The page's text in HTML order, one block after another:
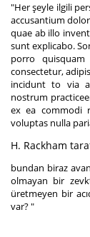
"Her şeyle ilgili
accusantium
quae ab illo
sunt explicabo.
porro
consectetur,
incidunt to via
nostrum
ex ea commodi
voluptas nulla
H. Rackham
bundan biraz
olmayan bir
üretmeyen bir
var? "